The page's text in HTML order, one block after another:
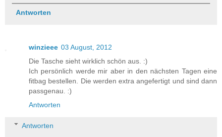
Antworten
winzieee 03 August, 2012
Die Tasche sieht wirklich schön aus. :)
Ich persönlich werde mir aber in den nächsten Tagen eine
fitbag bestellen. Die werden extra angefertigt und sind dann
passgenau. :)
Antworten
Antworten